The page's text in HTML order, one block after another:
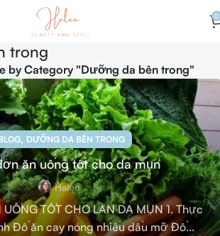
0
trong
by Category "Dưỡng da bên trong"
, DƯỠNG DA BÊN TRONG
ăn uống tốt cho da mụn
Halee
TỐT CHO LÀN DA MỤN 1. Thực
Đồ ăn cay nóng nhiều dầu mỡ Đồ...